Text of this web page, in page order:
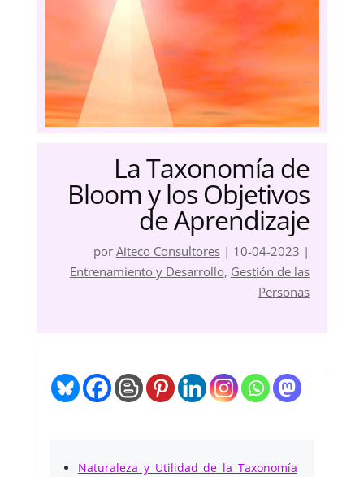
La Taxonomía de
Bloom y los Objetivos
de Aprendizaje
por Aiteco Consultores| 10-04-2023 |
Entrenamiento y Desarrollo, Gestión de las
Personas
Naturaleza y Utilidad de la Taxonomía